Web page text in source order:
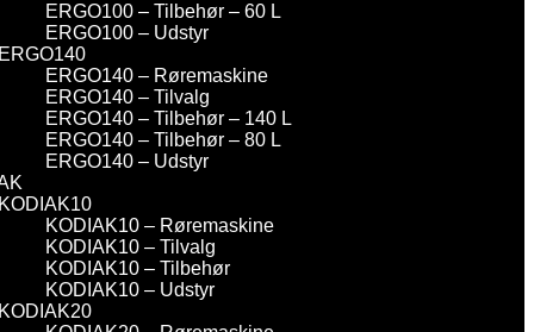
ERGO100 – Tilbehør – 60 L
ERGO100 – Udstyr
ERGO140 – Røremaskine
ERGO140 – Tilvalg
ERGO140 – Tilbehør – 140 L
ERGO140 – Tilbehør – 80 L
ERGO140 – Udstyr
KODIAK10 – Røremaskine
KODIAK10 – Tilvalg
KODIAK10 – Tilbehør
KODIAK10 – Udstyr